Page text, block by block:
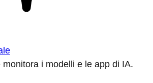
i modelli e le app di IA.